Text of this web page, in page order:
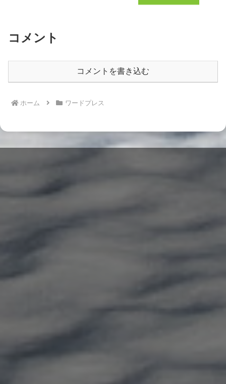
コメント
コメントを書き込む
ホーム ワードプレス